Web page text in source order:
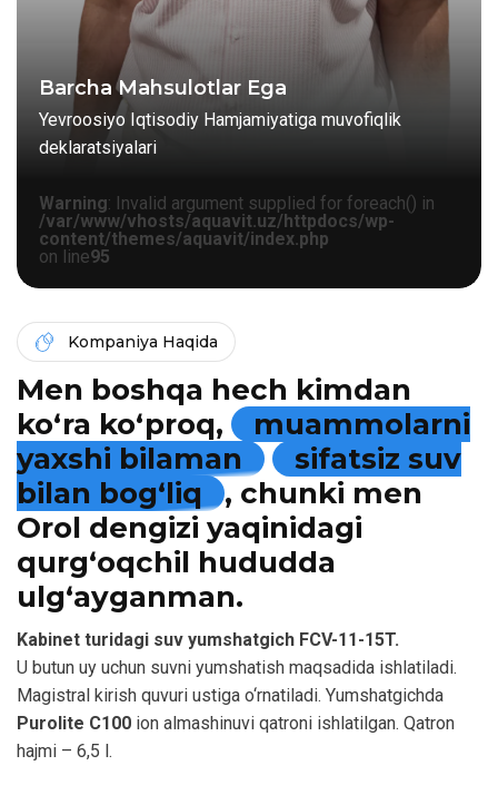
Barcha Mahsulotlar Ega
Yevroosiyo Iqtisodiy Hamjamiyatiga muvofiqlik
deklaratsiyalari
Warning: Invalid argument supplied for foreach() in
/var/www/vhosts/aquavit.uz/httpdocs/wp-
content/themes/aquavit/index.php
on line95
Kompaniya Haqida
Men boshqa hech kimdan
ko‘ra ko‘proq,
muammolarni
yaxshi bilaman
sifatsiz suv
bilan bog‘liq
, chunki men
Orol dengizi yaqinidagi
qurg‘oqchil hududda
ulg‘ayganman.
Kabinet turidagi suv yumshatgich FCV-11-15T.
U butun uy uchun suvni yumshatish maqsadida ishlatiladi.
Magistral kirish quvuri ustiga o‘rnatiladi. Yumshatgichda
Purolite C100 ion almashinuvi qatroni ishlatilgan. Qatron
hajmi – 6,5 l.